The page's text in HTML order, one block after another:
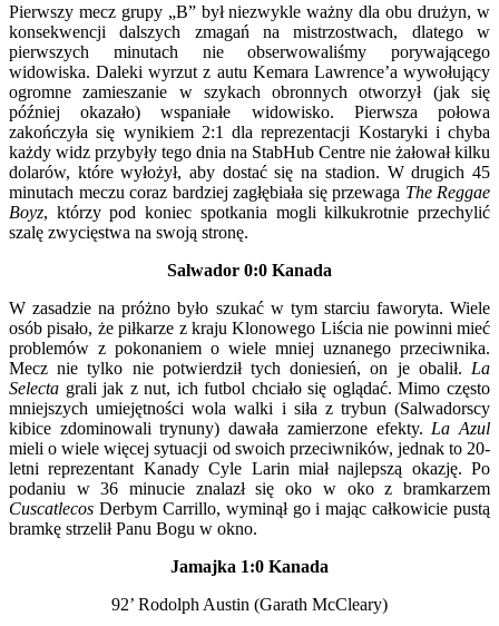
Pierwszy mecz grupy „B” był niezwykle ważny dla obu drużyn, w
konsekwencji dalszych zmagań na mistrzostwach, dlatego w
pierwszych minutach nie obserwowaliśmy porywającego
widowiska. Daleki wyrzut z autu Kemara Lawrence’a wywołujący
ogromne zamieszanie w szykach obronnych otworzył (jak się
później okazało) wspaniałe widowisko. Pierwsza połowa
zakończyła się wynikiem 2:1 dla reprezentacji Kostaryki i chyba
każdy widz przybyły tego dnia na StabHub Centre nie żałował kilku
dolarów, które wyłożył, aby dostać się na stadion. W drugich 45
minutach meczu coraz bardziej zagłębiała się przewaga The Reggae
Boyz, którzy pod koniec spotkania mogli kilkukrotnie przechylić
szalę zwycięstwa na swoją stronę.
Salwador 0:0 Kanada
W zasadzie na próżno było szukać w tym starciu faworyta. Wiele
osób pisało, że piłkarze z kraju Klonowego Liścia nie powinni mieć
problemów z pokonaniem o wiele mniej uznanego przeciwnika.
Mecz nie tylko nie potwierdził tych doniesień, on je obalił. La
Selecta grali jak z nut, ich futbol chciało się oglądać. Mimo często
mniejszych umiejętności wola walki i siła z trybun (Salwadorscy
kibice zdominowali trynuny) dawała zamierzone efekty. La Azul
mieli o wiele więcej sytuacji od swoich przeciwników, jednak to 20-
letni reprezentant Kanady Cyle Larin miał najlepszą okazję. Po
podaniu w 36 minucie znalazł się oko w oko z bramkarzem
Cuscatlecos Derbym Carrillo, wyminął go i mając całkowicie pustą
bramkę strzelił Panu Bogu w okno.
Jamajka 1:0 Kanada
92’ Rodolph Austin (Garath McCleary)